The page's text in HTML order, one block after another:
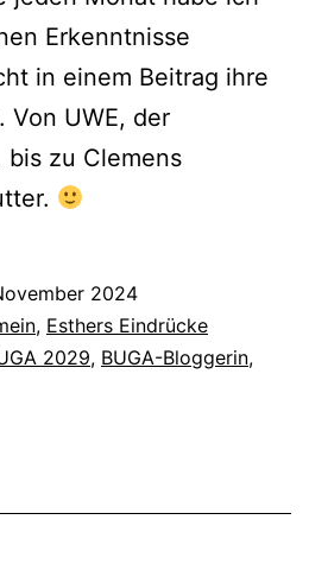
Erkenntnisse
in einem Beitrag ihre
Von UWE, der
bis zu Clemens
2024
, Esthers Eindrücke
2029, BUGA-Bloggerin,